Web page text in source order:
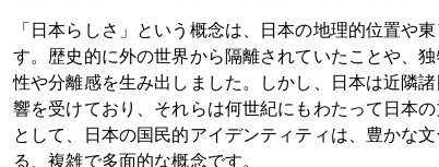
「日本らしさ」という概念は、日本の地理的位置や
す。歴史的に外の世界から隔離されていたことや、
性や分離感を生み出しました。しかし、日本は近隣
響を受けており、それらは何世紀にもわたって日本
として、日本の国民的アイデンティティは、豊かな
る、複雑で多面的な概念です。